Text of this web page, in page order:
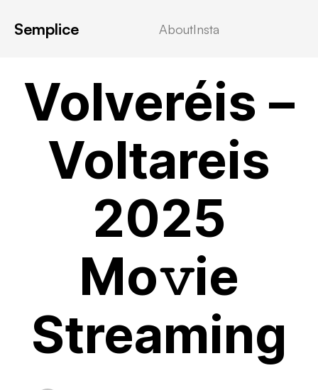
Semplice AboutInsta
Volveréis –
Voltareis
2025
Mo𝚟ie
Streaming